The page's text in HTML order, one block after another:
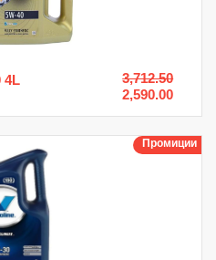
3,712.50
2,590.00
4L
Промиции